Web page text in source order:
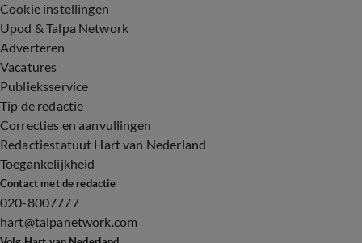
Cookie instellingen
Upod & Talpa Network
Adverteren
Vacatures
Publieksservice
Tip de redactie
Correcties en aanvullingen
Redactiestatuut Hart van Nederland
Toegankelijkheid
Contact met de redactie
020-8007777
hart@talpanetwork.com